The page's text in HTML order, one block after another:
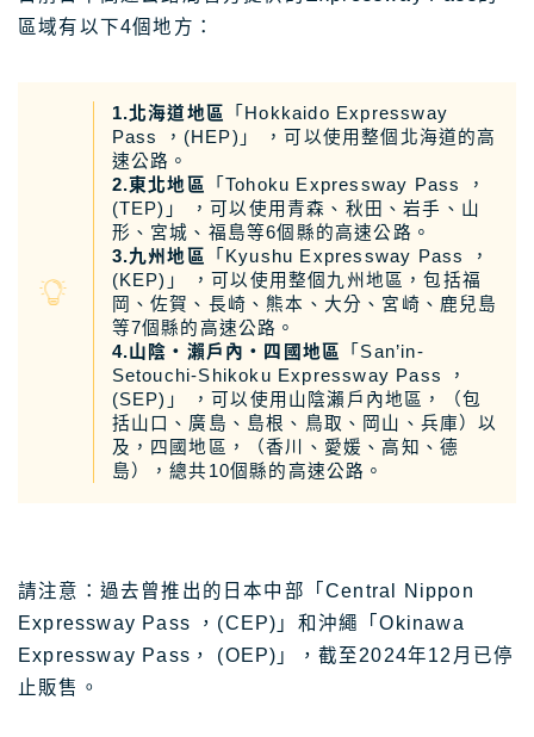
區域有以下4個地方：
1.北海道地區
「Hokkaido Expressway
Pass ，(HEP)」 ，可以使用整個北海道的高
速公路。
2.東北地區
「Tohoku Expressway Pass ，
(TEP)」 ，可以使用青森、秋田、岩手、山
形、宮城、福島等6個縣的高速公路。
3.九州地區
「Kyushu Expressway Pass ，
(KEP)」 ，可以使用整個九州地區，包括福
岡、佐賀、長崎、熊本、大分、宮崎、鹿兒島
等7個縣的高速公路。
4.山陰・瀨戶內・四國地區
「San’in-
Setouchi-Shikoku Expressway Pass ，
(SEP)」 ，可以使用山陰瀨戶內地區，（包
括山口、廣島、島根、鳥取、岡山、兵庫）以
及，四國地區，（香川、愛媛、高知、德
島），總共10個縣的高速公路。
請注意：過去曾推出的日本中部「Central Nippon
Expressway Pass ，(CEP)」和沖繩「Okinawa
Expressway Pass， (OEP)」，截至2024年12月已停
止販售。